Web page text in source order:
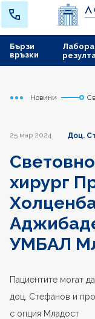
Бързи
връзки
Начало
Младост
Новини
25 мар 2024 Доц.
хирург
УМБАЛ
Пациентите могат
доц. Стефанов и
с опция Младост